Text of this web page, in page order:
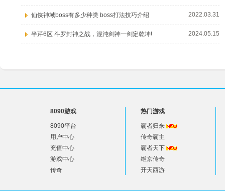
仙侠神域boss有多少种类 boss打法技巧介绍 2022.03.31
半芹6区 斗罗封神之战，混沌剑神一剑定乾坤! 2024.05.15
8090游戏
8090平台
用户中心
充值中心
游戏中心
传奇
热门游戏
霸者归来
传奇霸主
霸者天下
维京传奇
开天西游